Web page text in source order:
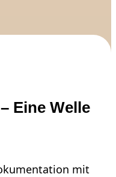
Eine Welle
mit